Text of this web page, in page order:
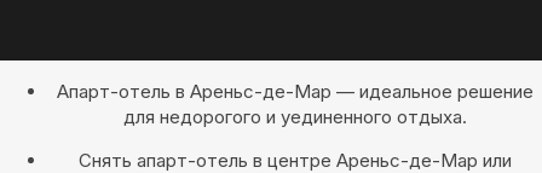
Апарт-отель в Ареньс-де-Мар — идеальное решение
для недорогого и уединенного отдыха.
Снять апарт-отель в центре Ареньс-де-Мар или